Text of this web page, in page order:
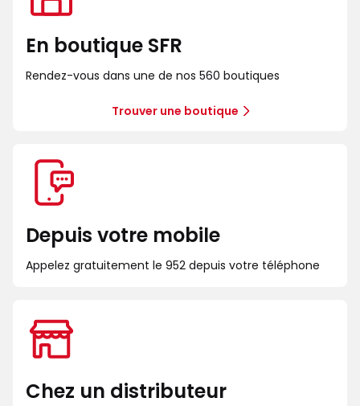
En boutique SFR
Rendez-vous dans une de nos 560 boutiques
Trouver une boutique
Depuis votre mobile
Appelez gratuitement le 952 depuis votre téléphone
Chez un distributeur